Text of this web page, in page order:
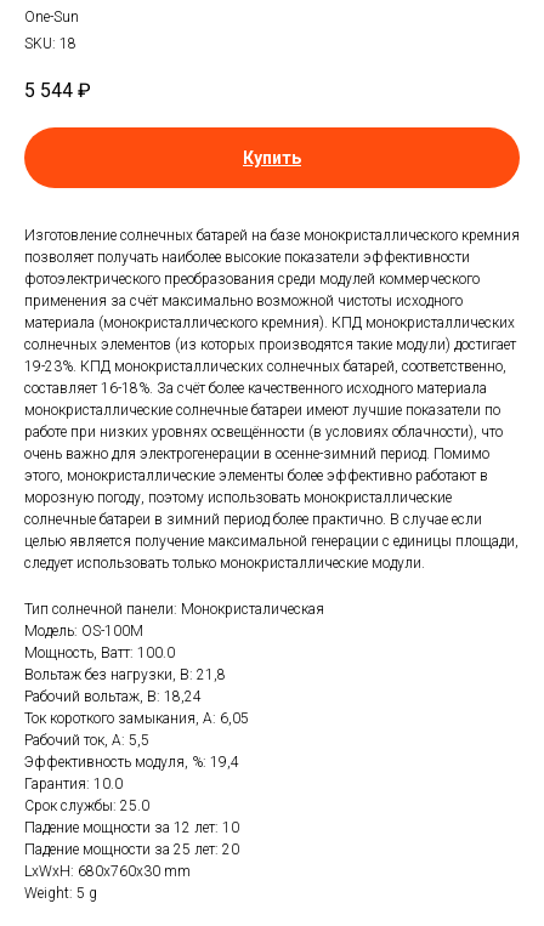
One-Sun
SKU: 18
5 544 ₽
Купить
Изготовление солнечных батарей на базе монокристаллического кремния
позволяет получать наиболее высокие показатели эффективности
фотоэлектрического преобразования среди модулей коммерческого
применения за счёт максимально возможной чистоты исходного
материала (монокристаллического кремния). КПД монокристаллических
солнечных элементов (из которых производятся такие модули) достигает
19-23%. КПД монокристаллических солнечных батарей, соответственно,
составляет 16-18%. За счёт более качественного исходного материала
монокристаллические солнечные батареи имеют лучшие показатели по
работе при низких уровнях освещённости (в условиях облачности), что
очень важно для электрогенерации в осенне-зимний период. Помимо
этого, монокристаллические элементы более эффективно работают в
морозную погоду, поэтому использовать монокристаллические
солнечные батареи в зимний период более практично. В случае если
целью является получение максимальной генерации с единицы площади,
следует использовать только монокристаллические модули.
Тип солнечной панели: Монокристалическая
Модель: OS-100M
Мощность, Ватт: 100.0
Вольтаж без нагрузки, В: 21,8
Рабочий вольтаж, В: 18,24
Ток короткого замыкания, А: 6,05
Рабочий ток, А: 5,5
Эффективность модуля, %: 19,4
Гарантия: 10.0
Срок службы: 25.0
Падение мощности за 12 лет: 10
Падение мощности за 25 лет: 20
LxWxH: 680x760x30 mm
Weight: 5 g